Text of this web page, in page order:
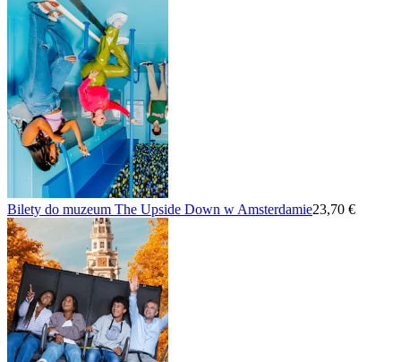
Bilety do muzeum The Upside Down w Amsterdamie23,70 €